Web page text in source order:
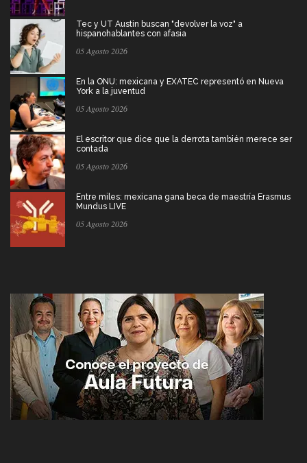
Tec y UT Austin buscan "devolver la voz" a
hispanohablantes con afasia
05 Agosto 2026
En la ONU: mexicana y EXATEC representó en Nueva
York a la juventud
05 Agosto 2026
El escritor que dice que la derrota también merece ser
contada
05 Agosto 2026
Entre miles: mexicana gana beca de maestría Erasmus
Mundus LIVE
05 Agosto 2026